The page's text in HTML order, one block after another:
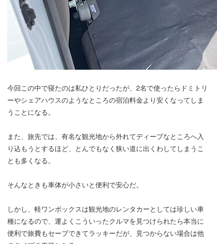
今回この中で寝たのは私ひとりだったが、2名で使ったらドミトリ
ーやシェアハウスのようなところの宿泊料金より安くなってしま
うことになる。
また、旅先では、有名な観光地から外れてディープなところへ入
り込もうとするほど、とんでもなく狭い道に出くわしてしまうこ
とも多くなる。
そんなときも車体が小さいと便利で安心だ。
しかし、軽ワンボックスは観光地のレンタカーとしては珍しい車
種になるので、運よくこういったクルマを見つけられたら本当に
便利で旅費もセーブできてラッキーだが、見つからない場合は他